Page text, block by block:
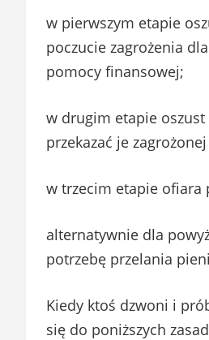
w pierwszym etapie
poczucie zagrożenia
pomocy finansowej;
w drugim etapie oszust
przekazać je
w trzecim etapie ofiara
alternatywnie dla
potrzebę przelania
Kiedy ktoś dzwoni i
się do poniższych